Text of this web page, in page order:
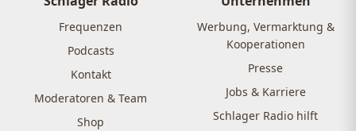
Frequenzen
Podcasts
Kontakt
Moderatoren & Team
Shop
Werbung, Vermarktung &
Kooperationen
Presse
Jobs & Karriere
Schlager Radio hilft